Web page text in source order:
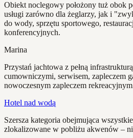
Obiekt noclegowy położony tuż obok
usługi zarówno dla żeglarzy, jak i
do wody, sprzętu sportowego,
konferencyjnych.
Marina
Przystań jachtowa z pełną
cumowniczymi, serwisem, zapleczem
nowoczesnym zapleczem
Hotel nad wodą
Szersza kategoria obejmująca
zlokalizowane w pobliżu akwenów –